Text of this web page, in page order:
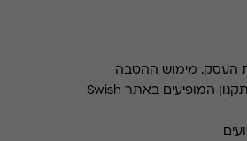
העסק. מימוש ההטבה
בכפוף לתנאים והגבלות באתר בית העסק ובכפוף לתנאי התקנון המופיעים באתר Swish